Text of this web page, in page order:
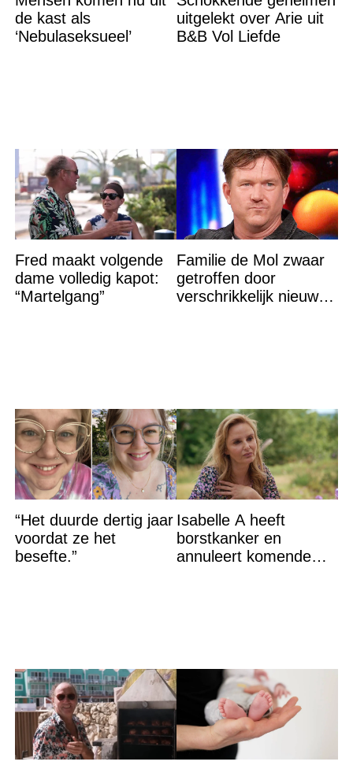
de kast als
‘Nebulaseksueel’
uitgelekt over Arie uit
B&B Vol Liefde
Fred maakt volgende
dame volledig kapot:
“Martelgang”
Familie de Mol zwaar
getroffen door
verschrikkelijk nieuws:
“Het duurde dertig jaar
voordat ze het
besefte.”
Isabelle A heeft
borstkanker en
annuleert komende